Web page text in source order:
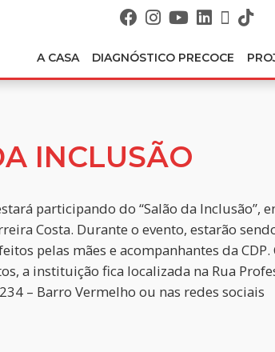
A CASA DIAGNÓSTICO PRECOCE
INCLUSÃO
participando do “Salão da Inclusão”,
Costa. Durante o evento, estarão
pelas mães e acompanhantes da CDP.
a instituição fica localizada na Rua
– Barro Vermelho ou nas redes sociais